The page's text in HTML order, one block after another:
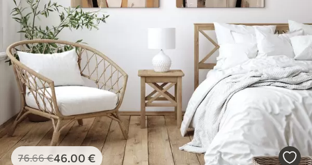
76.66€46.00 €